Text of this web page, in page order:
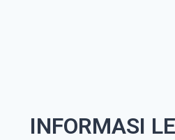
INFORMASI